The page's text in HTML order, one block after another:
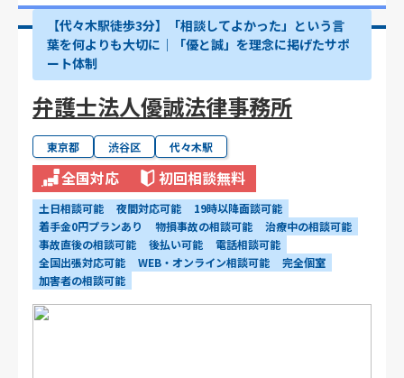
【代々木駅徒歩3分】「相談してよかった」という言
葉を何よりも大切に｜「優と誠」を理念に掲げたサポ
ート体制
弁護士法人優誠法律事務所
東京都 渋谷区 代々木駅
全国対応 初回相談無料
土日相談可能 夜間対応可能
19時以降面談可能
着手金0円プランあり
物損事故の相談可能
治療中の相談可能
事故直後の相談可能
後払い可能
電話相談可能
全国出張対応可能
WEB・オンライン相談可能
完全個室
加害者の相談可能